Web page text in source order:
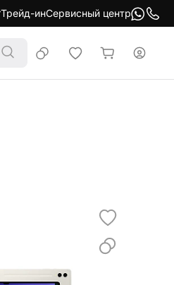
Трейд-инСервисный центр